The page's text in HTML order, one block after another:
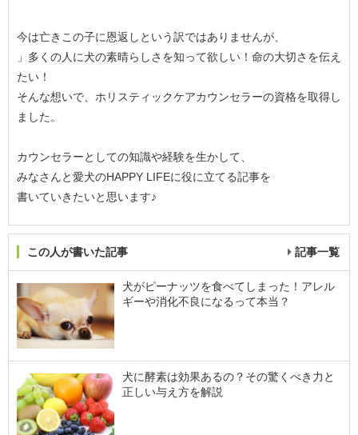
今は亡きこの子に恩返しという訳ではありませんが、
」多くの人に犬の素晴らしさを知って欲しい！命の大切さを伝え
たい！
そんな想いで、ホリスティックケアカウンセラーの資格を取得し
ました。
カウンセラーとしての知識や経験を生かして、
みなさんと愛犬のHAPPY LIFEに役に立てる記事を
書いていきたいと思います♪
この人が書いた記事 記事一覧
犬がピーナッツを食べてしまった！アレル
ギーや消化不良になるって本当？
犬に酵素は効果あるの？その驚くべき力と
正しい与え方を解説